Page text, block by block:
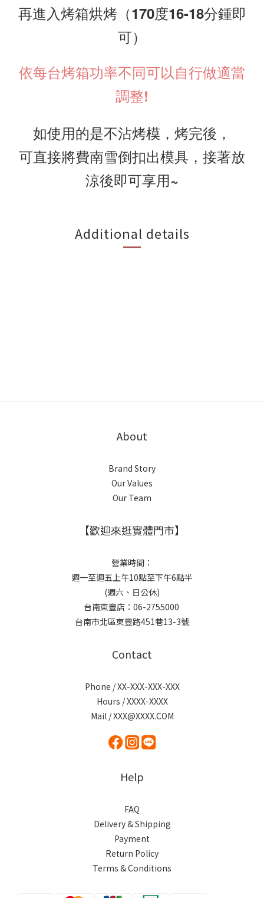
再進入烤箱烘烤（170度16-18分鍾即
可）
依每台烤箱功率不同可以自行做適當
調整!
如使用的是不沾烤模，烤完後，
可直接將費南雪倒扣出模具，接著放
涼後即可享用~
Additional details
About
Brand Story
Our Values
Our Team
【歡迎來逛實體門市】
營業時間：
週一至週五上午10點至下午6點半
(週六、日公休)
台南東豐店：06-2755000
台南市北區東豐路451巷13-3號
Contact
Phone / XX-XXX-XXX-XXX
Hours / XXXX-XXXX
Mail / XXX@XXXX.COM
Help
FAQ
Delivery & Shipping
Payment
Return Policy
Terms & Conditions